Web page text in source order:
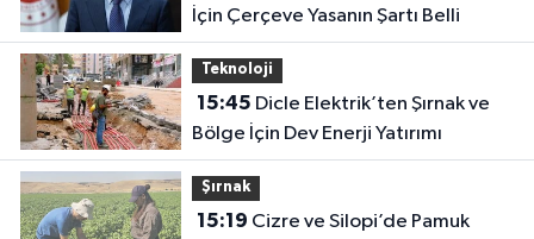
İçin Çerçeve Yasanın Şartı Belli
Teknoloji
15:45
Bölge İçin Dev Enerji Yatırımı
Şırnak
15:19